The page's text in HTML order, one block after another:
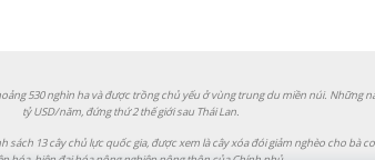
530 nghìn ha và được trồng chủ yếu ở vùng trung du miền núi. Những
tỷ USD/năm, đứng thứ 2 thế giới sau Thái Lan.
sách 13 cây chủ lực quốc gia, được xem là cây xóa đói giảm nghèo cho bà